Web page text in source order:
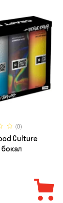
(0)
Culture
бокал